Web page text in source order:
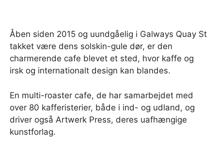
Åben siden 2015 og uundgåelig i Galways Quay St
takket være dens solskin-gule dør, er den
charmerende cafe blevet et sted, hvor kaffe og
irsk og internationalt design kan blandes.
En multi-roaster cafe, de har samarbejdet med
over 80 kafferisterier, både i ind- og udland, og
driver også Artwerk Press, deres uafhængige
kunstforlag.